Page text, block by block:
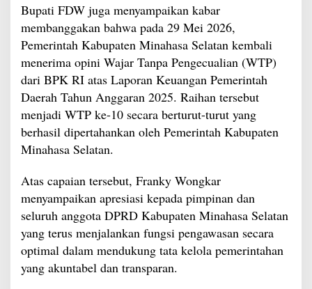
Bupati FDW juga menyampaikan kabar
membanggakan bahwa pada 29 Mei 2026,
Pemerintah Kabupaten Minahasa Selatan kembali
menerima opini Wajar Tanpa Pengecualian (WTP)
dari BPK RI atas Laporan Keuangan Pemerintah
Daerah Tahun Anggaran 2025. Raihan tersebut
menjadi WTP ke-10 secara berturut-turut yang
berhasil dipertahankan oleh Pemerintah Kabupaten
Minahasa Selatan.
Atas capaian tersebut, Franky Wongkar
menyampaikan apresiasi kepada pimpinan dan
seluruh anggota DPRD Kabupaten Minahasa Selatan
yang terus menjalankan fungsi pengawasan secara
optimal dalam mendukung tata kelola pemerintahan
yang akuntabel dan transparan.